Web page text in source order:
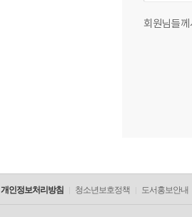
회원님들
개인정보처리방침 청소년보호정책 도서홍보안내